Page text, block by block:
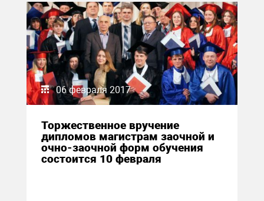
06 февраля 2017
Торжественное вручение
дипломов магистрам заочной и
очно-заочной форм обучения
состоится 10 февраля